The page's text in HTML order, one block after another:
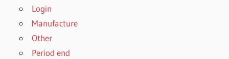
Login
Manufacture
Other
Period end